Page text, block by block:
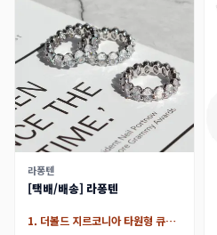
라퐁텐
[택배/배송] 라퐁텐
1. 더볼드 지르코니아 타원형 큐빅 가드링 테니스 반지,2. 쁘띠 설탕 큐빅 레이어드 가드링 반지,3. 모던링 로레트 큐빅 레이어드 반지,4. 사비나 블랙 큐빅 가드링 포인트 검지 반지 레이어드링,5. 아망 피오레 큐빅 반지,6. [화이트라벨] 카시야 3라인 2컬러 큐빅 가드링 테니스 반지,7. (실버925) 베이직 볼륨 오픈 반지 은반지,8. (실버925) 매일 무지 퀼팅 체크 레이어드 가드링 은반지,9. 까사 피오레 큐빅 테니스 반지,10. 까르노 큐빅 반지 가드링 테니스 반지 레이어드링,11. 마틸다 1.5미리 큐빅 리본 레이